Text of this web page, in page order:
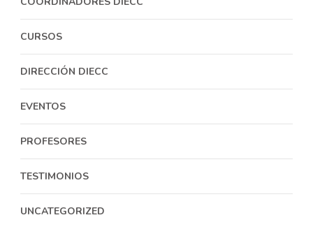
CURSOS
DIRECCIÓN DIECC
EVENTOS
PROFESORES
TESTIMONIOS
UNCATEGORIZED